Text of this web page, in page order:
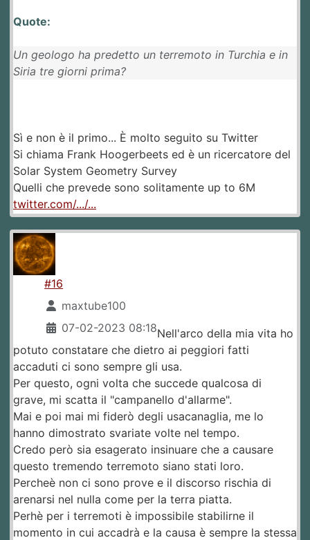
Quote:
Un geologo ha predetto un terremoto in Turchia e in
Siria tre giorni prima?
Sì e non è il primo... È molto seguito su Twitter
Si chiama Frank Hoogerbeets ed è un ricercatore del
Solar System Geometry Survey
Quelli che prevede sono solitamente up to 6M
twitter.com/.../...
#16
maxtube100
07-02-2023 08:18Nell'arco della mia vita ho
potuto constatare che dietro ai peggiori fatti
accaduti ci sono sempre gli usa.
Per questo, ogni volta che succede qualcosa di
grave, mi scatta il "campanello d'allarme".
Mai e poi mai mi fiderò degli usacanaglia, me lo
hanno dimostrato svariate volte nel tempo.
Credo però sia esagerato insinuare che a causare
questo tremendo terremoto siano stati loro.
Percheè non ci sono prove e il discorso rischia di
arenarsi nel nulla come per la terra piatta.
Perhè per i terremoti è impossibile stabilirne il
momento in cui accadrà e la causa è sempre la stessa